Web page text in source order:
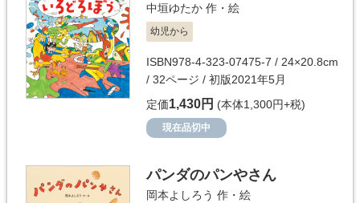
中垣ゆたか 作・絵
幼児から
ISBN978-4-323-07475-7 / 24×20.8cm
/ 32ページ / 初版2021年5月
定価1,430円 (本体1,300円+税)
現在品切中
パンダのパンやさん
岡本よしろう 作・絵